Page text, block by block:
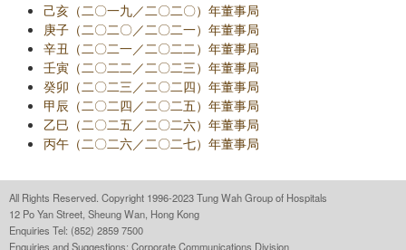
己亥（二〇一九／二〇二〇）年董事局
庚子（二〇二〇／二〇二一）年董事局
辛丑（二〇二一／二〇二二）年董事局
壬寅（二〇二二／二〇二三）年董事局
癸卯（二〇二三／二〇二四）年董事局
甲辰（二〇二四／二〇二五）年董事局
乙巳（二〇二五／二〇二六）年董事局
丙午（二〇二六／二〇二七）年董事局
All Rights Reserved. Copyright 1996-2023 Tung Wah Group of Hospitals
12 Po Yan Street, Sheung Wan, Hong Kong
Enquiries Tel: (852) 2859 7500
Enquiries and Suggestions: Corporate Communications Division